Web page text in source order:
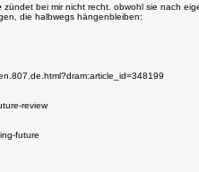
zündet bei mir nicht recht. obwohl sie nach
die halbwegs hängenbleiben:
review
future